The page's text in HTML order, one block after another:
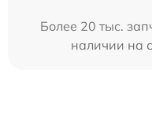
Более 20 тыс.
наличии на